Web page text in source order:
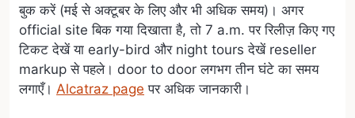
बुक करें (मई से अक्टूबर के लिए और भी अधिक समय)। अगर
official site बिक गया दिखाता है, तो 7 a.m. पर रिलीज़ किए गए
टिकट देखें या early-bird और night tours देखें reseller
markup से पहले। door to door लगभग तीन घंटे का समय
लगाएँ। Alcatraz page पर अधिक जानकारी।